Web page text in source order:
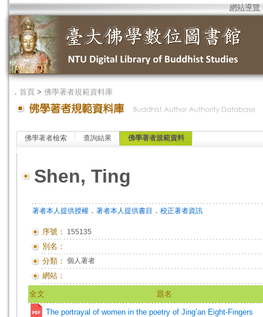
網站導覽
． 首頁 > 佛學著者規範資料庫
佛學著者檢索 查詢結果 佛學著者規範資料
Shen, Ting
著者本人提供授權 ． 著者本人提供書目 ． 校正著者資訊
序號： 155135
別名：
分類： 個人著者
網站：
全文 題名
The portrayal of women in the poetry of Jing’an Eight-Fingers